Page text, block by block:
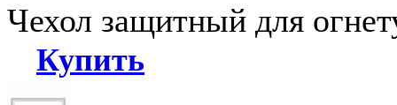
Чехол защитный для
Купить